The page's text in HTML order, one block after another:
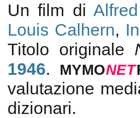
Un film di
Louis Calhern,
Titolo originale
1946. MYMONET
valutazione
dizionari.